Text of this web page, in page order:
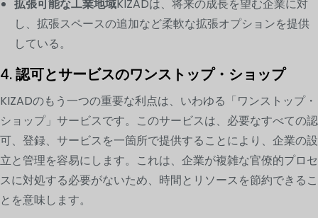
拡張可能な工業地域KIZADは、将来の成長を望む企業に対
し、拡張スペースの追加など柔軟な拡張オプションを提供
している。
4.認可とサービスのワンストップ・ショップ
KIZADのもう一つの重要な利点は、いわゆる「ワンストップ・
ショップ」サービスです。このサービスは、必要なすべての認
可、登録、サービスを一箇所で提供することにより、企業の設
立と管理を容易にします。これは、企業が複雑な官僚的プロセ
スに対処する必要がないため、時間とリソースを節約できるこ
とを意味します。